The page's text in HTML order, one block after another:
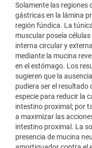
Solamente las regiones
gástricas en la lámina
región fúndica. La
muscular poseía
interna circular y
mediante la mucina
en el estómago. Los
sugieren que la
pudiera ser el resultado
especie para reducir la
intestino proximal; por
a maximizar las
intestino proximal. La
presencia de mucina